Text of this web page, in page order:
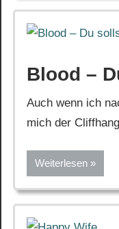
Blood –
Auch wenn ich
mich der
Weiterlesen